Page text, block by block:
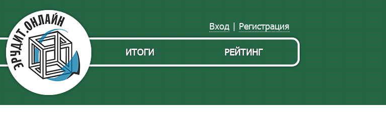
Регистрация
|
Вход
РЕЙТИНГ
ИТОГИ